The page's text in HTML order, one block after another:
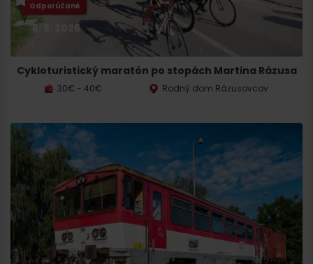
Odporúčané
8. 8. 2026
Cykloturistický maratón po stopách Martina Rázusa
30€ - 40€ Rodný dom Rázusovcov